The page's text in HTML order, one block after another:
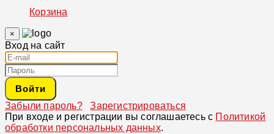
Корзина
×
Вход на сайт
Войти
Забыли пароль?
Зарегистрироваться
При входе и регистрации вы соглашаетесь с Политикой
обработки персональных данных.